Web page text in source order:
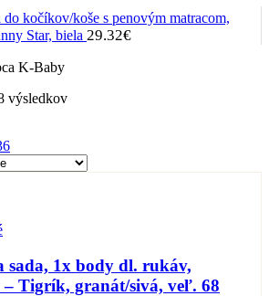
kočíkov/koše s penovým matracom,
Star, biela 29.32€
K-Baby
výsledkov
sada, 1x body dl. rukáv,
Tigrík, granát/sivá, veľ. 68